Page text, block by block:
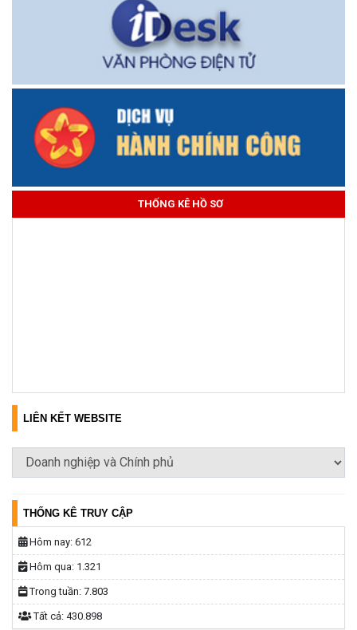
THỐNG KÊ HỒ SƠ
LIÊN KẾT WEBSITE
THỐNG KÊ TRUY CẬP
Hôm nay: 612
Hôm qua: 1.321
Trong tuần: 7.803
Tất cả: 430.898